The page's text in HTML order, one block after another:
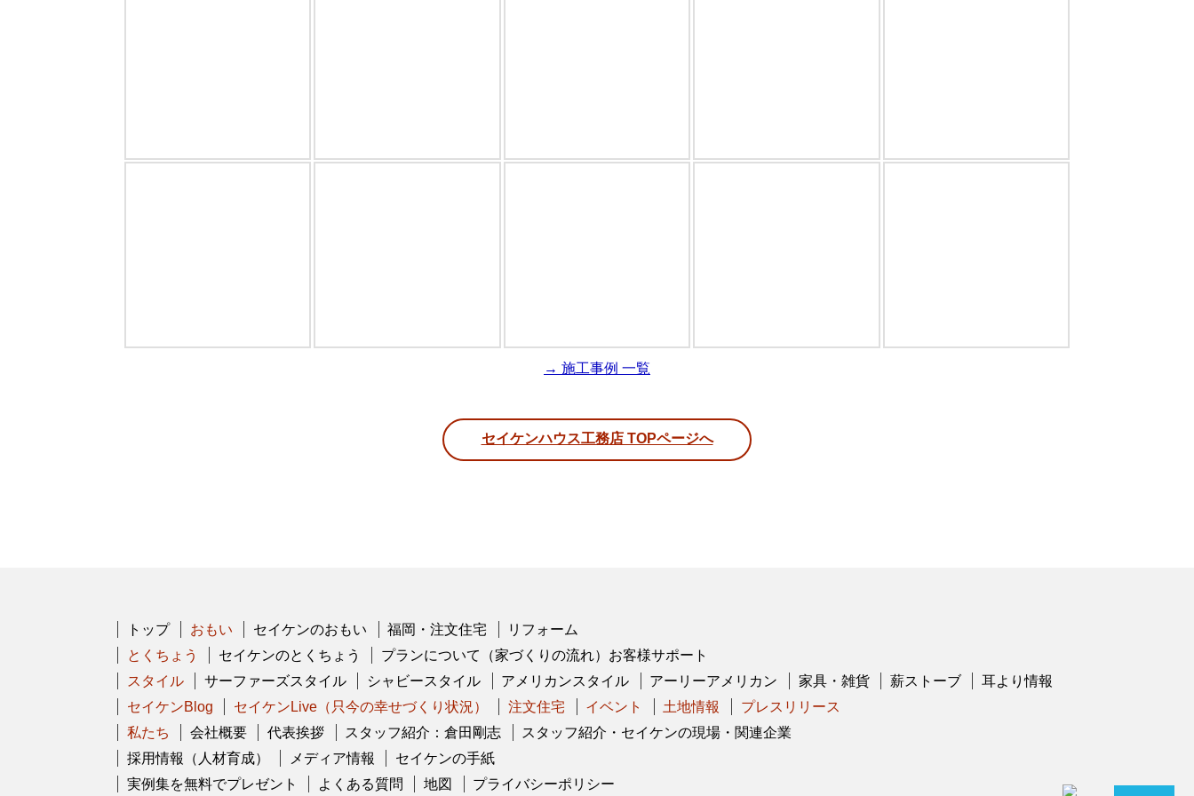
→ 施工事例 一覧
セイケンハウス工務店 TOPページへ
トップ おもい セイケンのおもい 福岡・注文住宅
リフォーム
とくちょう
セイケンのとくちょう
プランについて（家づくりの流れ）お客様サポート
スタイル
サーファーズスタイル シャビースタイル アメリカンスタイル アーリーアメリカン 家具・雑貨 薪ストーブ
耳より情報
セイケンBlog
セイケンLive（只今の幸せづくり状況） 注文住宅 イベント 土地情報
プレスリリース
私たち
会社概要 代表挨拶 スタッフ紹介：倉田剛志
スタッフ紹介・セイケンの現場・関連企業
採用情報（人材育成）
メディア情報
セイケンの手紙
実例集を無料でプレゼント
よくある質問 地図 プライバシーポリシー